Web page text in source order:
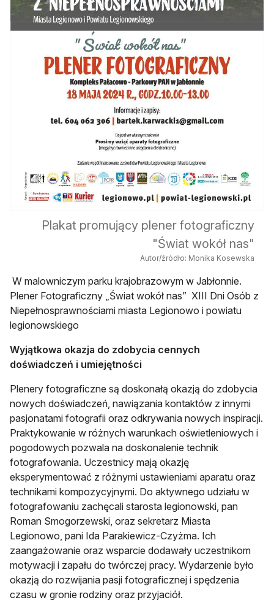
Plakat promujący plener fotograficzny
"Świat wokół nas"
Autor/źródło: Monika Kosewska
W malowniczym parku krajobrazowym w Jabłonnie.
Plener Fotograficzny „Świat wokół nas” XIII Dni Osób z
Niepełnosprawnościami miasta Legionowo i powiatu
legionowskiego
Wyjątkowa okazja do zdobycia cennych
doświadczeń i umiejętności
Plenery fotograficzne są doskonałą okazją do zdobycia
nowych doświadczeń, nawiązania kontaktów z innymi
pasjonatami fotografii oraz odkrywania nowych inspiracji.
Praktykowanie w różnych warunkach oświetleniowych i
pogodowych pozwala na doskonalenie technik
fotografowania. Uczestnicy mają okazję
eksperymentować z różnymi ustawieniami aparatu oraz
technikami kompozycyjnymi. Do aktywnego udziału w
fotografowaniu zachęcali starosta legionowski, pan
Roman Smogorzewski, oraz sekretarz Miasta
Legionowo, pani Ida Parakiewicz-Czyżma. Ich
zaangażowanie oraz wsparcie dodawały uczestnikom
motywacji i zapału do twórczej pracy. Wydarzenie było
okazją do rozwijania pasji fotograficznej i spędzenia
czasu w gronie rodziny oraz przyjaciół.